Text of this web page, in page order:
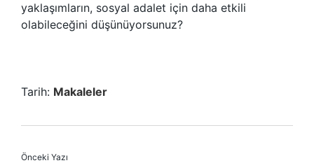
yaklaşımların, sosyal adalet için daha etkili
olabileceğini düşünüyorsunuz?
Tarih: Makaleler
Önceki Yazı